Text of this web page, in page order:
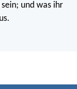
und was ihr